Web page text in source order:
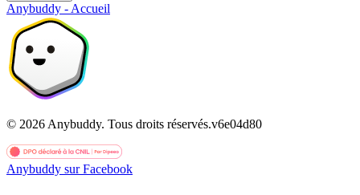
Anybuddy - Accueil
© 2026 Anybuddy. Tous droits réservés.v6e04d80
Anybuddy sur Facebook